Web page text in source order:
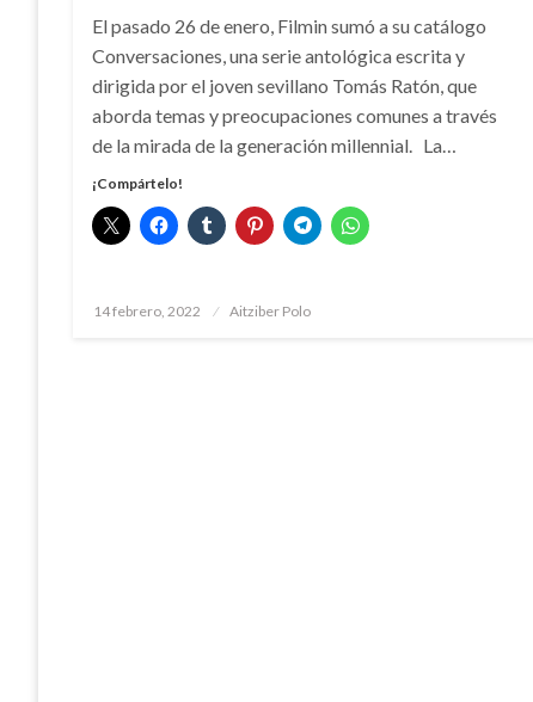
El pasado 26 de enero, Filmin sumó a su catálogo
Conversaciones, una serie antológica escrita y
dirigida por el joven sevillano Tomás Ratón, que
aborda temas y preocupaciones comunes a través
de la mirada de la generación millennial. La…
¡Compártelo!
Publicado
14 febrero, 2022 Aitziber Polo